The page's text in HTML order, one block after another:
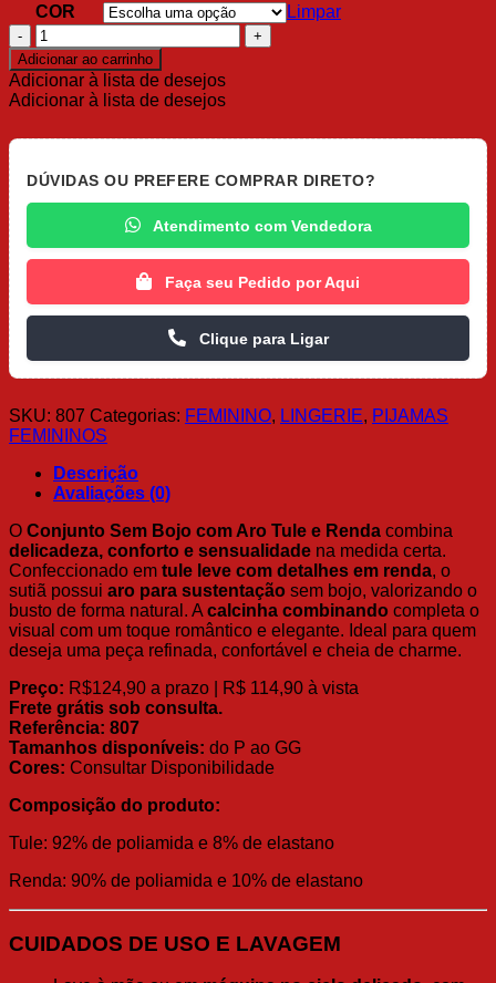
COR
Limpar
Conjunto
Sem
Bojo
com
Aro
Renda
quantidade
Adicionar ao carrinho
Adicionar à lista de desejos
Adicionar à lista de desejos
DÚVIDAS OU PREFERE COMPRAR DIRETO?
Atendimento com Vendedora
Faça seu Pedido por Aqui
Clique para Ligar
SKU: 807 Categorias: FEMININO, LINGERIE, PIJAMAS
FEMININOS
Descrição
Avaliações (0)
O Conjunto Sem Bojo com Aro Tule e Renda combina
delicadeza, conforto e sensualidade na medida certa.
Confeccionado em tule leve com detalhes em renda, o
sutiã possui aro para sustentação sem bojo, valorizando o
busto de forma natural. A calcinha combinando completa o
visual com um toque romântico e elegante. Ideal para quem
deseja uma peça refinada, confortável e cheia de charme.
Preço: R$124,90 a prazo | R$ 114,90 à vista
Frete grátis sob consulta.
Referência: 807
Tamanhos disponíveis: do P ao GG
Cores: Consultar Disponibilidade
Composição do produto:
Tule: 92% de poliamida e 8% de elastano
Renda: 90% de poliamida e 10% de elastano
CUIDADOS DE USO E LAVAGEM